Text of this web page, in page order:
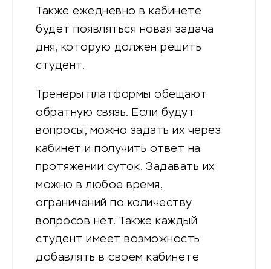
Также ежедневно в кабинете
будет появляться новая задача
дня, которую должен решить
студент.
Тренеры платформы обещают
обратную связь. Если будут
вопросы, можно задать их через
кабинет и получить ответ на
протяжении суток. Задавать их
можно в любое время,
ограничений по количеству
вопросов нет. Также каждый
студент имеет возможность
добавлять в своем кабинете